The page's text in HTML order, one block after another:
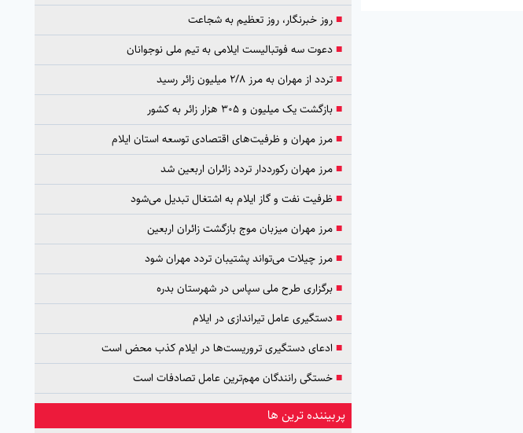
■روز خبرنگار، روز تعظیم به شجاعت
■دعوت سه فوتبالیست ایلامی به تیم ملی نوجوانان
■تردد از مهران به مرز ۲/۸ میلیون زائر رسید
■بازگشت یک میلیون و ۳۰۵ هزار زائر به کشور
■مرز مهران و ظرفیت‌های اقتصادی توسعه استان ایلام
■مرز مهران رکورددار تردد زائران اربعین شد
■ظرفیت نفت و گاز ایلام به اشتغال تبدیل می‌شود
■مرز مهران میزبان موج بازگشت زائران اربعین
■مرز چیلات می‌تواند پشتیبان تردد مهران شود
■برگزاری طرح ملی سپاس در شهرستان بدره
■دستگیری عامل تیراندازی در ایلام
■ ادعای دستگیری تروریست‌ها در ایلام کذب محض است
■خستگی رانندگان مهم‌ترین عامل تصادفات است
پربیننده ترین ها